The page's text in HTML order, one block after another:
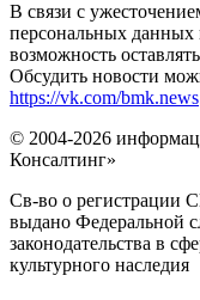
В связи с
персональных
возможность
Обсудить новости
https://vk.com/bmk.news
© 2004-2026
Консалтинг»
Св-во о регистрации
выдано Федеральной
законодательства в
культурного наследия